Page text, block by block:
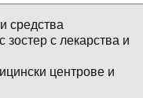
средства
зостер с лекарства и
центрове и